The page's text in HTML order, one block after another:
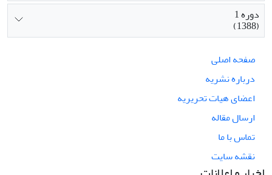
دوره 1
(1388)
صفحه اصلی
درباره نشریه
اعضای هیات تحریریه
ارسال مقاله
تماس با ما
نقشه سایت